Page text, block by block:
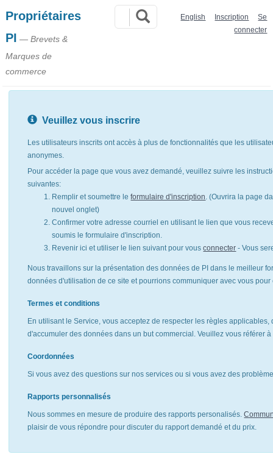
Propriétaires
PI — Brevets &
Marques de
commerce
English Inscription
Se
connecter
Veuillez vous inscrire
Les utilisateurs inscrits ont accès à plus de fonctionnalités que les
anonymes.
Pour accéder la page que vous avez demandé, veuillez suivre les
suivantes:
Remplir et soumettre leformulaire d'inscription. (Ouvrira la page
nouvel onglet)
Confirmer votre adresse courriel en utilisant le lien que vous
soumis le formulaire d'inscription.
Revenir ici et utiliser le lien suivant pour vousconnecter - Vous
Nous travaillons sur la présentation des données de PI dans le meilleur
données d'utilisation de ce site et pourrions communiquer avec vous
Termes et conditions
En utilisant le Service, vous acceptez de respecter les règles
d'accumuler des données dans un but commercial. Veuillez vous référer
Coordonnées
Si vous avez des questions sur nos services ou si vous avez des
Rapports personnalisés
Nous sommes en mesure de produire des rapports personalisés.
plaisir de vous répondre pour discuter du rapport demandé et du prix.